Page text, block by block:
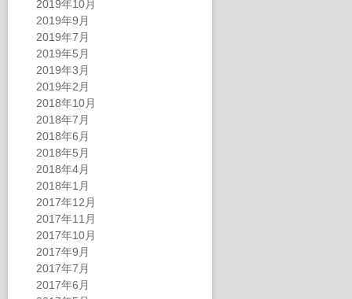
2019年10月
2019年9月
2019年7月
2019年5月
2019年3月
2019年2月
2018年10月
2018年7月
2018年6月
2018年5月
2018年4月
2018年1月
2017年12月
2017年11月
2017年10月
2017年9月
2017年7月
2017年6月